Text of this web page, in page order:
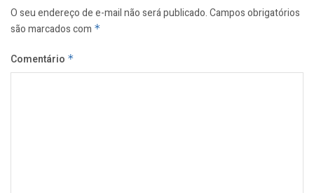
O seu endereço de e-mail não será publicado.Campos obrigatórios
são marcados com *
Comentário *